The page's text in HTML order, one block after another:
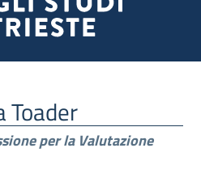
Toader
per la Valutazione